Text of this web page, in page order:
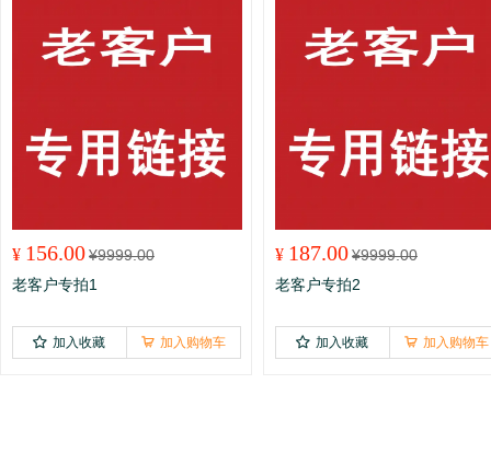
¥ 156.00¥9999.00
老客户专拍1
加入收藏 加入购物车
¥ 187.00¥9999.00
老客户专拍2
加入收藏 加入购物车